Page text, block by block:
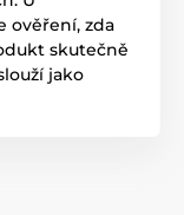
ověření, zda
skutečně
jako